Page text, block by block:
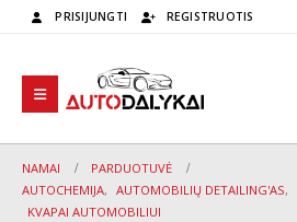
PRISIJUNGTI REGISTRUOTIS
NAMAI
PARDUOTUVĖ
AUTOCHEMIJA, AUTOMOBILIŲ DETAILING'AS,
KVAPAI AUTOMOBILIUI